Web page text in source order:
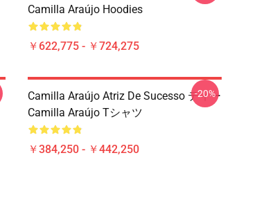
Camilla Araújo Hoodies
￥622,775 - ￥724,275
Camilla Araújo Atriz De Sucesso ティー
Camilla Araújo Tシャツ
￥384,250 - ￥442,250
-20%